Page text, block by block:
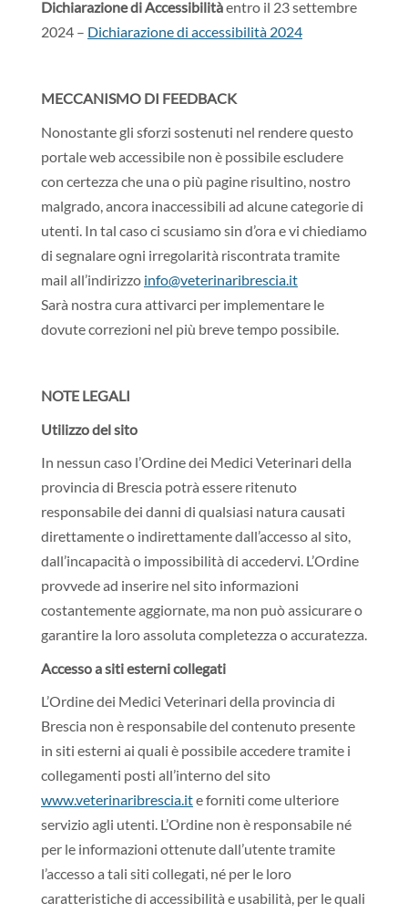
Dichiarazione di Accessibilitàentro il 23 settembre
2024 – Dichiarazione di accessibilità 2024
MECCANISMO DI FEEDBACK
Nonostante gli sforzi sostenuti nel rendere questo
portale web accessibile non è possibile escludere
con certezza che una o più pagine risultino, nostro
malgrado, ancora inaccessibili ad alcune categorie di
utenti. In tal caso ci scusiamo sin d’ora e vi chiediamo
di segnalare ogni irregolarità riscontrata tramite
mail all’indirizzo info@veterinaribrescia.it
Sarà nostra cura attivarci per implementare le
dovute correzioni nel più breve tempo possibile.
NOTE LEGALI
Utilizzo del sito
In nessun caso l’Ordine dei Medici Veterinari della
provincia di Brescia potrà essere ritenuto
responsabile dei danni di qualsiasi natura causati
direttamente o indirettamente dall’accesso al sito,
dall’incapacità o impossibilità di accedervi. L’Ordine
provvede ad inserire nel sito informazioni
costantemente aggiornate, ma non può assicurare o
garantire la loro assoluta completezza o accuratezza.
Accesso a siti esterni collegati
L’Ordine dei Medici Veterinari della provincia di
Brescia non è responsabile del contenuto presente
in siti esterni ai quali è possibile accedere tramite i
collegamenti posti all’interno del sito
www.veterinaribrescia.ite forniti come ulteriore
servizio agli utenti. L’Ordine non è responsabile né
per le informazioni ottenute dall’utente tramite
l’accesso a tali siti collegati, né per le loro
caratteristiche di accessibilità e usabilità, per le quali